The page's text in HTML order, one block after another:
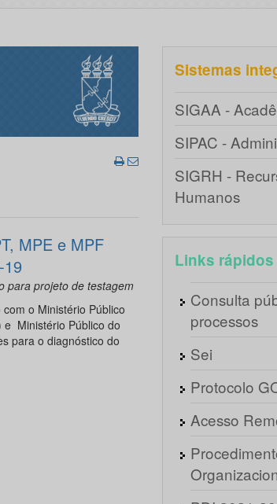
MPE e MPF
para projeto de testagem
o Ministério Público
e Ministério Público do
para o diagnóstico do
Sistemas
SIGAA -
SIPAC -
SIGRH -
Humanos
Links rápidos
Consulta
processos
Sei
Protocolo
Acesso